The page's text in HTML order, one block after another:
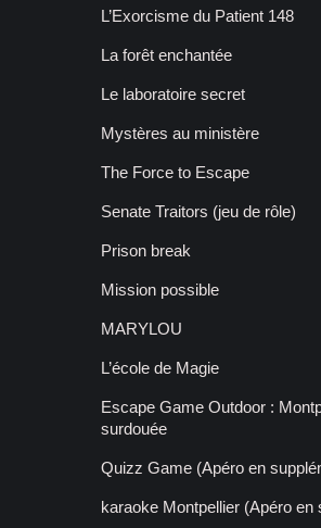
L’Exorcisme du Patient 148
La forêt enchantée
Le laboratoire secret
Mystères au ministère
The Force to Escape
Senate Traitors (jeu de rôle)
Prison break
Mission possible
MARYLOU
L’école de Magie
Escape Game Outdoor :
surdouée
Quizz Game (Apéro en
karaoke Montpellier (Apéro en